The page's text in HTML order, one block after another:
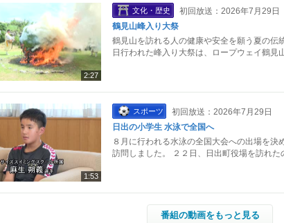
2:27
文化・歴史
初回放送：2026年7月29日
鶴見山峰入り大祭
鶴見山を訪れる人の健康や安全を願う夏の伝
日行われた峰入り大祭は、ロープウェイ鶴
1:53
スポーツ
初回放送：2026年7月29日
日出の小学生 水泳で全国へ
８月に行われる水泳の全国大会への出場を
訪問しました。 ２２日、日出町役場を訪れ
番組の動画をもっと見る